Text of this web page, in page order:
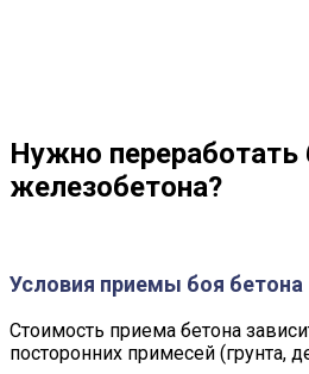
Нужно переработать
железобетона?
Условия приемы боя бетона
Стоимость приема бетона
посторонних примесей (грунта,